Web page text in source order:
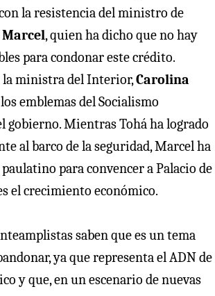
la resistencia del ministro de
, quien ha dicho que no hay
para condonar este crédito.
ministra del Interior,Carolina
emblemas del Socialismo
gobierno. Mientras Tohá ha logrado
al barco de la seguridad, Marcel ha
para convencer a Palacio de
el crecimiento económico.
saben que es un tema
ya que representa el ADN de
y que, en un escenario de nuevas